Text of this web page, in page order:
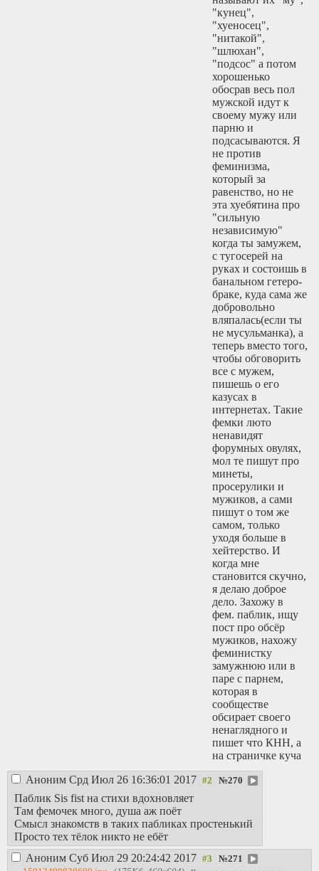
"кунец",
"хуеносец",
"нитакой",
"шлюхан",
"подсос" а потом
хорошенько
обосрав весь пол
мужской идут к
своему мужу или
парню и
подсасываются. Я
не против
феминизма,
который за
равенство, но не
эта хуебятина про
"сильную
независимую"
когда ты замужем,
с тугосерей на
руках и состоишь в
банальном гетеро-
браке, куда сама же
добровольно
вляпалась(если ты
не мусульманка), а
теперь вместо того,
чтобы обговорить
все с мужем,
пишешь о его
казусах в
интернетах. Такие
фемки люто
ненавидят
форумных овулях,
мол те пишут про
минеты,
просерулики и
мужиков, а сами
пишут о том же
самом, только
уходя больше в
хейтерство. И
когда мне
становится скучно,
я делаю доброе
дело. Захожу в
фем. паблик, ищу
пост про обсёр
мужиков, нахожу
феминистку
замужнюю или в
паре с парнем,
которая в
сообществе
обсирает своего
ненаглядного и
пишет что КНН, а
на страничке куча
фоток с ним и
признавашек в
пост его любвимки
сливаюсь. Я
ожидал чего-то
Аноним Срд Июл 26 16:36:01 2017 №270
Паблик Sis fist на стихи вдохновляет
Там фемочек много, душа аж поёт
Смысл знакомств в таких пабликах простенький
Просто тех тёлок никто не ебёт
Аноним Суб Июл 29 20:24:42 2017 №271